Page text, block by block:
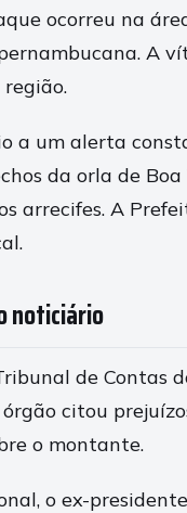
ocorreu na
A
a um alerta
da orla de
arrecifes. A
noticiário
de Contas
órgão citou
o montante.
o ex-